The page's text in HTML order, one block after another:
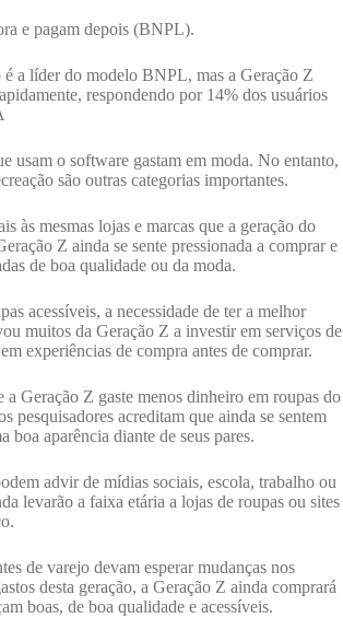
e pagam depois (BNPL).
a líder do modelo BNPL, mas a Geração Z
respondendo por 14% dos usuários
usam o software gastam em moda. No entanto,
são outras categorias importantes.
às mesmas lojas e marcas que a geração do
Z ainda se sente pressionada a comprar e
de boa qualidade ou da moda.
acessíveis, a necessidade de ter a melhor
muitos da Geração Z a investir em serviços de
experiências de compra antes de comprar.
a Geração Z gaste menos dinheiro em roupas do
pesquisadores acreditam que ainda se sentem
boa aparência diante de seus pares.
advir de mídias sociais, escola, trabalho ou
levarão a faixa etária a lojas de roupas ou sites
de varejo devam esperar mudanças nos
desta geração, a Geração Z ainda comprará
boas, de boa qualidade e acessíveis.